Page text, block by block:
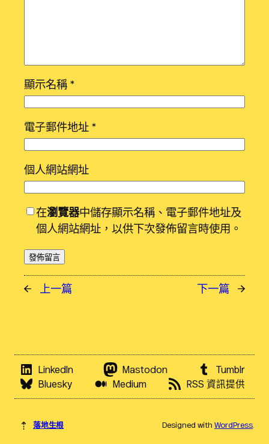
顯示名稱 *
電子郵件地址 *
個人網站網址
在瀏覽器中儲存顯示名稱、電子郵件地址及
個人網站網址，以供下次發佈留言時使用。
← 上一篇 下一篇 →
LinkedIn Mastodon
Tumblr
Bluesky
Medium RSS 資訊提供
⇡ 落地生根 Designed with WordPress